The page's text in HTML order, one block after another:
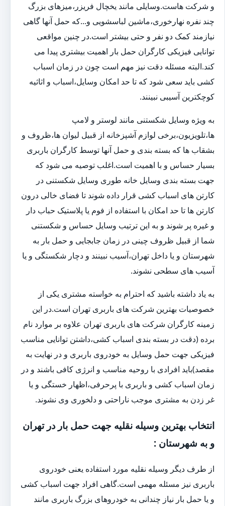
و شرکت هاست.وسایلی مانند یخچال فریزر،میزهای بزرگ
چند نفره نهارخوری،ماشین لباسشویی و...که حمل آنها گاهی
نیازمند کمک دو نفر و حتی بیشتر است.در چنین مواقعی
توانایی فیزیکی کارگران حمل بار اهمیت بیشتری پیدا می
کند.البته مسئله دقت نیز مهم است چون در زمان اسباب
کشی باید سعی شود که تا حد امکان وسایل،اسباب و اثاثیه
کوچکترین آسیبی نبینند.
به ویژه وسایل شکستنی مانند لوستر و لامپ
ها،تلویزیون،برخی لوازم آشپزخانه از قبیل لیوان ها،ظروف و
بشقاب ها که بسته بندی و حمل آنها توسط کارگران باربری
بسیار حساس و با اهمیت است.اغلب توصیه می شود که
جهت بسته بندی وسایل خانه طوری وسایل شکستنی در
کارتن های اسباب کشی قرار داده شوند تا فضای خالی درون
کارتن ها تا حد امکان با استفاده از فوم یا پلاستیک حباب دار
و غیره پر شوند و به این ترتیب وسایل حساس و شکستنی
شما از قبیل ظروف چینی در زمان جابجایی و حمل بار به
شهرستان و یا داخل تهران،آسیب نبینند و دچار شکستگی و یا
آسیب های سطحی نشوند.
به یاد داشته باشید که احترام به خواسته مشتری یکی از
خصوصیات بهترین شرکت های باربری تهران است.در این
زمینه کارگران شرکت های باربری تهران علاوه بر موارد نام
برده (دقت در بسته بندی اسباب کشی،داشتن توانایی مناسب
فیزیکی جهت حمل وسایل به خودروی باربری و در نهایت به
مقصد)باید افرادی با روحیه مناسب و انرژی کافی باشند و در
زمان اسباب کشی و باربری با پرحرفی،اظهار خستگی و یا
غر زدن به مشتری موجب ناراحتی و دلخوری وی نشوند.
انتخاب بهترین وسیله نقلیه جهت حمل بار در تهران
و به شهرستان :
از طرف دیگر وسیله نقلیه مورد استفاده یعنی خودروی
باربری نیز مسئله مهمی است.گاهی افراد جهت اسباب کشی
و یا حمل بار نیاز چندانی به خودروهای بزرگ باربری مانند